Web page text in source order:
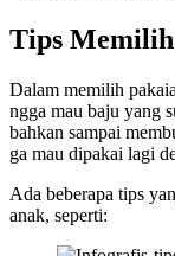
Tips
Dalam memilih
ngga mau baju yang
bahkan sampai
ga mau dipakai lagi
Ada beberapa tips
anak, seperti: